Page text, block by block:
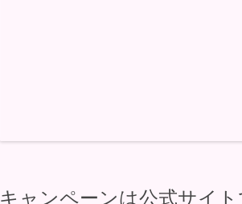
申し込みをしている所は